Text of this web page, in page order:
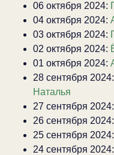
06 октября 2024:
04 октября 2024:
03 октября 2024:
02 октября 2024:
01 октября 2024:
28 сентября 2024:
Наталья
27 сентября 2024:
26 сентября 2024:
25 сентября 2024:
24 сентября 2024: